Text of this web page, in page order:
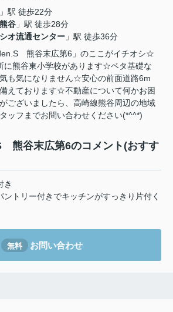
」駅 徒歩22分
谷 」駅 徒歩28分
オ流通センター 」駅 徒歩36分
熊谷末広第6」のここがイチオシ☆
に熊谷東小学校があります☆ベタ基礎な
も気になりません☆安心の前面道路6m
えております☆不動産について何かお困
ございましたら、高崎線熊谷周辺の地域
ッフまでお問い合わせください(*^^*)
熊谷末広第6のコメント(おすす
き
ントリー付きでキッチンがすっきり片付く
無料 お問い合わせ